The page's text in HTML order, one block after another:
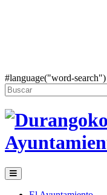
#language("word-search")